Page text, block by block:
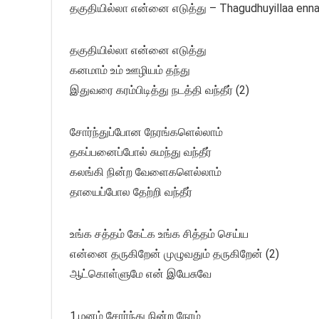
தகுதியில்லா என்னை எடுத்து – Thagudhuyillaa
தகுதியில்லா என்னை எடுத்து
கனமாம் உம் ஊழியம் தந்து
இதுவரை கரம்பிடித்து நடத்தி வந்தீர் (2)
சோர்ந்துப்போன நேரங்களெல்லாம்
தகப்பனைப்போல் சுமந்து வந்தீர்
கலங்கி நின்ற வேளைகளெல்லாம்
தாயைப்போல தேற்றி வந்தீர்
உங்க சத்தம் கேட்க உங்க சித்தம் செய்ய
என்னை தருகிறேன் முழுவதும் தருகிறேன் (2)
ஆட்கொள்ளுமே என் இயேசுவே
1.மனம் சோர்ந்து நின்ற நேரம்